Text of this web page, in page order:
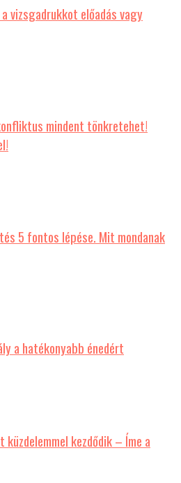
vizsgadrukkot előadás vagy
mindent tönkretehet!
5 fontos lépése. Mit mondanak
a hatékonyabb énedért
küzdelemmel kezdődik – Íme a